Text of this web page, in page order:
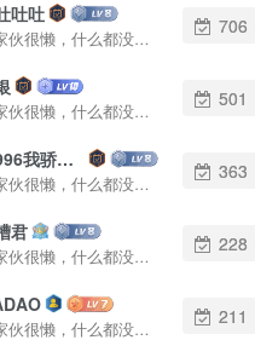
吐吐
这家伙很懒，什么都没有写...
706
这家伙很懒，什么都没有写...
501
我996我骄傲了么
这家伙很懒，什么都没有写...
363
君
这家伙很懒，什么都没有写...
228
这家伙很懒，什么都没有写...
211